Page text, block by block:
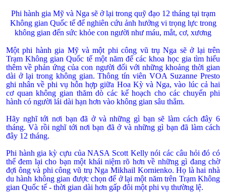
Phi hành gia Mỹ và Nga sẽ ở lại trong quỹ đạo 12 tháng tại trạm
Không gian Quốc tế để nghiên cứu ảnh hưởng vi trọng lực trong
không gian đến sức khỏe con người như máu, mắt, cơ, xương
Một phi hành gia Mỹ và một phi công vũ trụ Nga sẽ ở lại trên
Trạm Không gian Quốc tế một năm để các khoa học gia tìm hiểu
thêm về phản ứng của con người đối với những khoảng thời gian
dài ở lại trong không gian. Thông tín viên VOA Suzanne Presto
ghi nhân về phi vụ hỗn hợp giữa Hoa Kỳ và Nga, vào lúc cả hai
cơ quan không gian thăm dò các kế hoạch cho các chuyến phi
hành có người lái dài hạn hơn vào không gian sâu thẳm.
Hãy nghĩ tới nơi bạn đã ở và những gì bạn sẽ làm cách đây 6
tháng. Và rồi nghĩ tới nơi bạn đã ở và những gì bạn đã làm cách
đây 12 tháng.
Phi hành gia kỳ cựu của NASA Scott Kelly nói các câu hỏi đó có
thể đem lại cho bạn một khái niệm rõ hơn về những gì đang chờ
đợi ông và phi công vũ trụ Nga Mikhail Kornienko. Họ là hai nhà
du hành không gian được chọn để ở lại một năm trên Trạm Không
gian Quốc tế - thời gian dài hơn gấp đôi một phi vụ thường lệ.